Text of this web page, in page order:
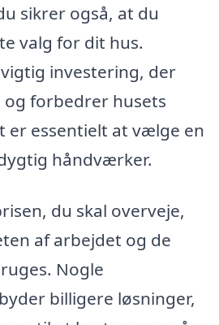
sikrer også, at du
valg for dit hus.
investering, der
forbedrer husets
er essentielt at vælge en
håndværker.
du skal overveje,
af arbejdet og de
Nogle
billigere løsninger,